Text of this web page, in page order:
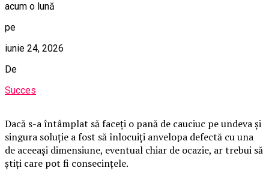
acum o lună
pe
iunie 24, 2026
De
Succes
Dacă s-a întâmplat să faceți o pană de cauciuc pe undeva și
singura soluție a fost să înlocuiți anvelopa defectă cu una
de aceeași dimensiune, eventual chiar de ocazie, ar trebui să
știți care pot fi consecințele.